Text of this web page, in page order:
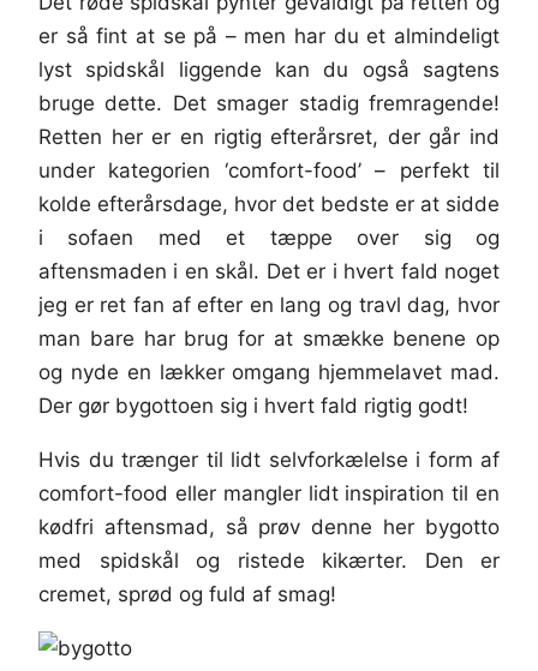
er så fint at se på – men har du et almindeligt
lyst spidskål liggende kan du også sagtens
bruge dette. Det smager stadig fremragende!
Retten her er en rigtig efterårsret, der går ind
under kategorien ‘comfort-food’ – perfekt til
kolde efterårsdage, hvor det bedste er at sidde
i sofaen med et tæppe over sig og
aftensmaden i en skål. Det er i hvert fald noget
jeg er ret fan af efter en lang og travl dag, hvor
man bare har brug for at smække benene op
og nyde en lækker omgang hjemmelavet mad.
Der gør bygottoen sig i hvert fald rigtig godt!
Hvis du trænger til lidt selvforkælelse i form af
comfort-food eller mangler lidt inspiration til en
kødfri aftensmad, så prøv denne her bygotto
med spidskål og ristede kikærter. Den er
cremet, sprød og fuld af smag!